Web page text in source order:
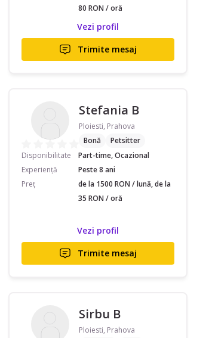
80 RON / oră
Vezi profil
Trimite mesaj
Stefania B
Ploiesti, Prahova
Bonă
Petsitter
Disponibilitate
Part-time, Ocazional
Experiență
Peste 8 ani
Preț
de la 1500 RON / lună, de la
35 RON / oră
Vezi profil
Trimite mesaj
Sirbu B
Ploiesti, Prahova